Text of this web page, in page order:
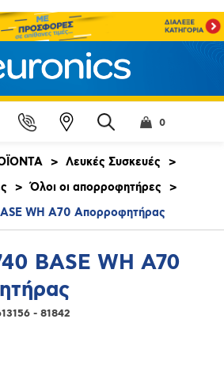
0
> Λευκές Συσκευές
>
> Όλοι οι απορροφητήρες
>
WH A70 Απορροφητήρας
BASE WH A70
- 81842